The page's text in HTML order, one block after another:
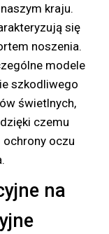
kraju.
się
noszenia.
modele
szkodliwego
świetlnych,
czemu
oczu
na